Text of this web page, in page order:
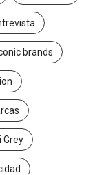
brands
Grey